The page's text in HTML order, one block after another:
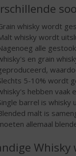
whisky wordt
whisky wordt
alle
en grain
5-10% wordt
hebben vaak
barrel is whisky
malt is
allemaal
Whisky